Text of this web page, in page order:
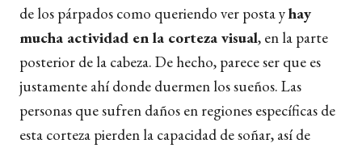
de los párpados como queriendo ver posta yhay
mucha actividad en la corteza visual, en la parte
posterior de la cabeza. De hecho, parece ser que es
justamente ahí donde duermen los sueños. Las
personas que sufren daños en regiones específicas de
esta corteza pierden la capacidad de soñar, así de